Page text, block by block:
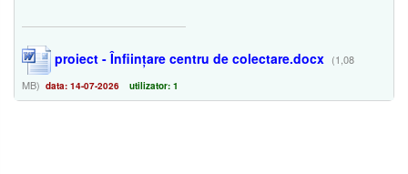
proiect - Înființare centru de colectare.docx (1,08
MB) data: 14-07-2026 utilizator: 1